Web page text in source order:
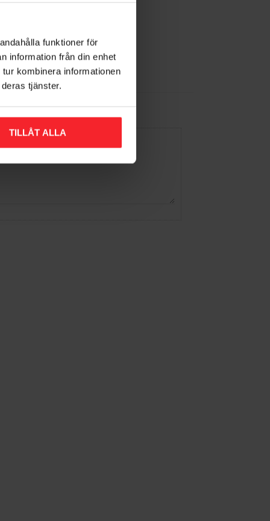
funktioner för
information från din enhet
kombinera informationen
tjänster.
TILLÅT ALLA